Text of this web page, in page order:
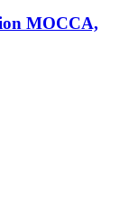
MOCCA,